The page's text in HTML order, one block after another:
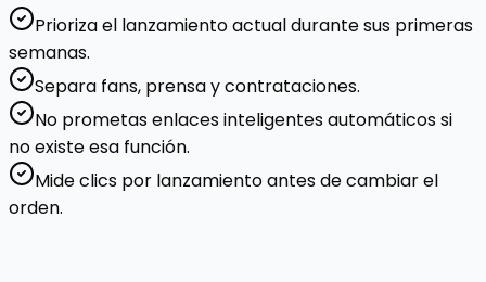
Prioriza el lanzamiento actual durante sus primeras
semanas.
Separa fans, prensa y contrataciones.
No prometas enlaces inteligentes automáticos si
no existe esa función.
Mide clics por lanzamiento antes de cambiar el
orden.